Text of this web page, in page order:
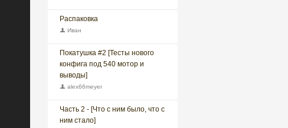
Распаковка
Иван
Покатушка #2 [Тесты нового
конфига под 540 мотор и
выводы]
alex66meyer
Часть 2 - [Что с ним было, что с
ним стало]